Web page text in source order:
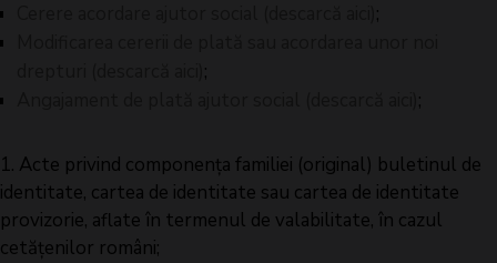
;
;
;
1. Acte privind componența familiei (original) buletinul de
identitate, cartea de identitate sau cartea de identitate
provizorie, aflate în termenul de valabilitate, în cazul
cetățenilor români;